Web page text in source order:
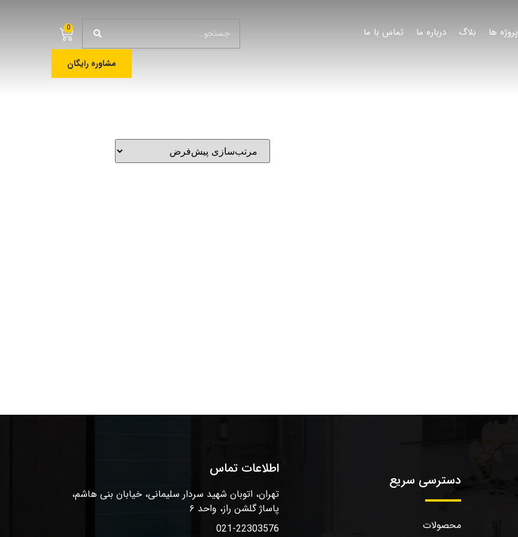
پروژه ها بلاگ درباره ما تماس با ما 0
مشاوره رایگان
دسترسی سریع
محصولات
اطلاعات تماس
تهران، اتوبان شهید سردار سلیمانی، خیابان بنی هاشم،
پاساژ گلشن راز، واحد ۶
021-22303576